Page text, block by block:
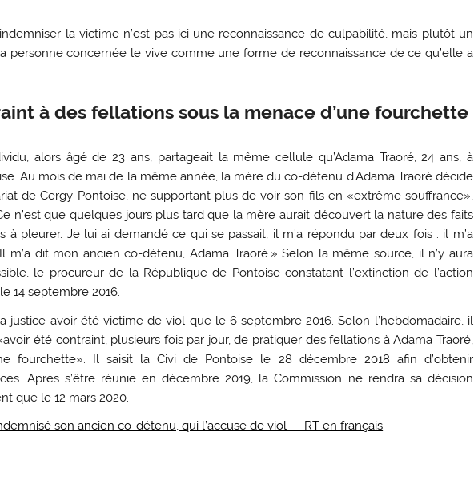
la victime n’est pas ici une reconnaissance de culpabilité, mais plutôt un
personne concernée le vive comme une forme de reconnaissance de ce qu’elle a
à des fellations sous la menace d’une fourchette
alors âgé de 23 ans, partageait la même cellule qu’Adama Traoré, 24 ans, à
Au mois de mai de la même année, la mère du co-détenu d’Adama Traoré décide
de Cergy-Pontoise, ne supportant plus de voir son fils en «extrême souffrance»,
n’est que quelques jours plus tard que la mère aurait découvert la nature des faits
à pleurer. Je lui ai demandé ce qui se passait, il m’a répondu par deux fois : il m’a
dit mon ancien co-détenu, Adama Traoré.» Selon la même source, il n’y aura
le procureur de la République de Pontoise constatant l’extinction de l’action
14 septembre 2016.
justice avoir été victime de viol que le 6 septembre 2016. Selon l’hebdomadaire, il
été contraint, plusieurs fois par jour, de pratiquer des fellations à Adama Traoré,
fourchette». Il saisit la Civi de Pontoise le 28 décembre 2018 afin d’obtenir
Après s’être réunie en décembre 2019, la Commission ne rendra sa décision
que le 12 mars 2020.
son ancien co-détenu, qui l’accuse de viol — RT en français